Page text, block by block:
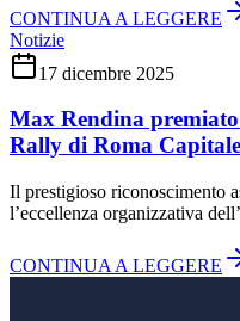
CONTINUA A LEGGERE
Notizie
17 dicembre 2025
Max Rendina
Rally di Roma Capitale
Il prestigioso riconoscimento
l’eccellenza organizzativa
CONTINUA A LEGGERE